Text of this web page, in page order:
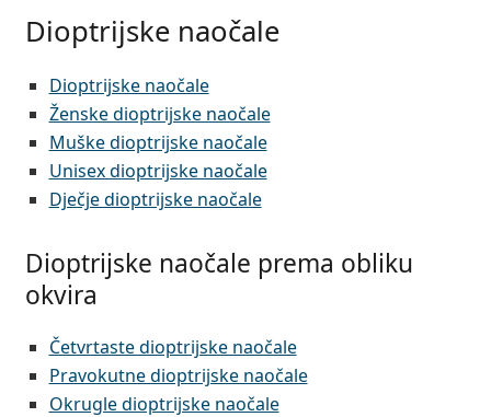
Dioptrijske naočale
Dioptrijske naočale
Ženske dioptrijske naočale
Muške dioptrijske naočale
Unisex dioptrijske naočale
Dječje dioptrijske naočale
Dioptrijske naočale prema obliku
okvira
Četvrtaste dioptrijske naočale
Pravokutne dioptrijske naočale
Okrugle dioptrijske naočale